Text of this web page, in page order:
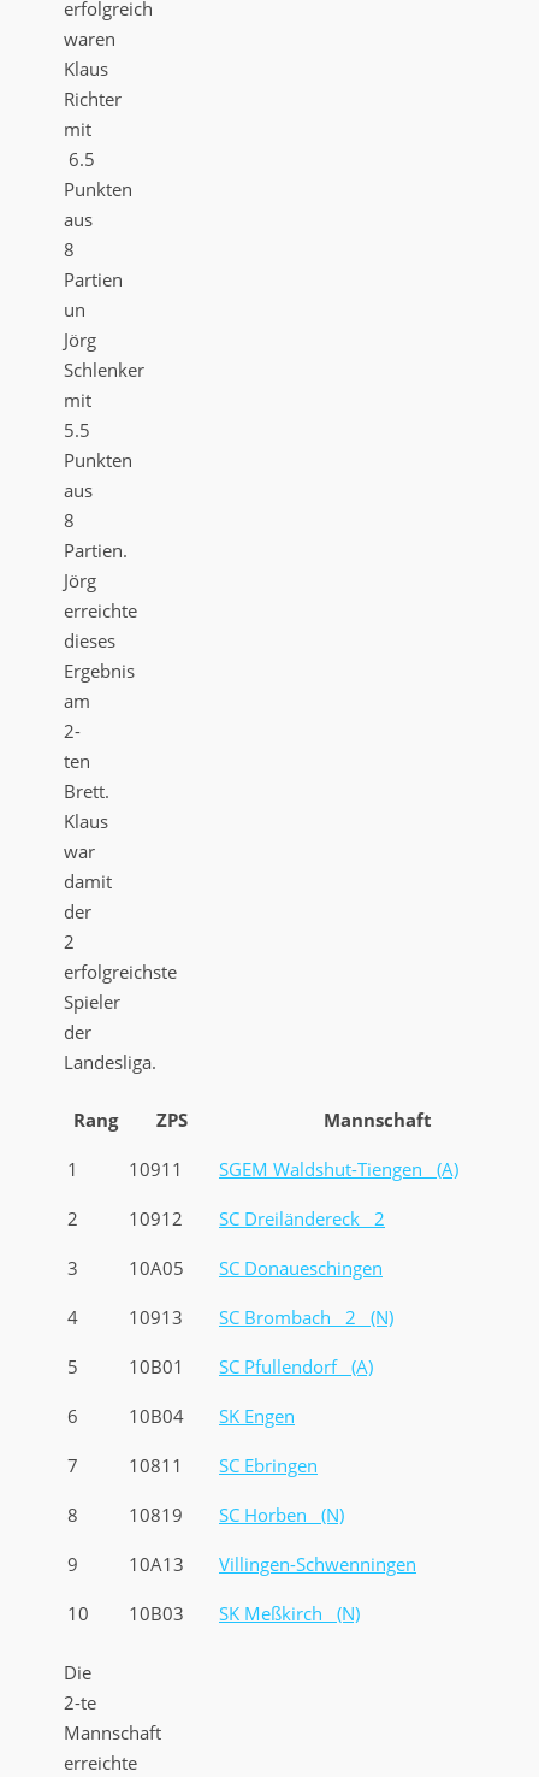
erfolgreich
waren
Klaus
Richter
mit
6.5
Punkten
aus
8
Partien
un
Jörg
Schlenker
mit
5.5
Punkten
aus
8
Partien.
Jörg
erreichte
dieses
Ergebnis
am
2-
ten
Brett.
Klaus
war
damit
der
2
erfolgreichste
Spieler
der
Landesliga.
Rang ZPS Mannschaft
1 10911 SGEM Waldshut-Tiengen (A)
2 10912 SC Dreiländereck 2
3 10A05 SC Donaueschingen
4 10913 SC Brombach 2 (N)
5 10B01 SC Pfullendorf (A)
6 10B04 SK Engen
7 10811 SC Ebringen
8 10819 SC Horben (N)
9 10A13 Villingen-Schwenningen
10 10B03 SK Meßkirch (N)
Die
2-te
Mannschaft
erreichte